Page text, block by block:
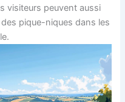
visiteurs peuvent aussi
pique-niques dans les